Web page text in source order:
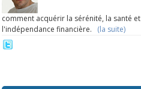
comment acquérir la sérénité, la santé et
l'indépendance financière. (la suite)